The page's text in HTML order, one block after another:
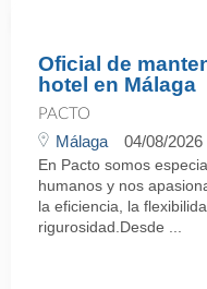
Oficial de
hotel en Málaga
PACTO
Málaga 04/08/2026
En Pacto somos
humanos y nos
la eficiencia, la
rigurosidad.Desde ...